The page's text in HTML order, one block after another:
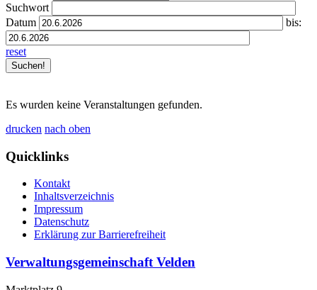
Suchwort
Datum
bis:
reset
Es wurden keine Veranstaltungen gefunden.
drucken nach oben
Quicklinks
Kontakt
Inhaltsverzeichnis
Impressum
Datenschutz
Erklärung zur Barrierefreiheit
Verwaltungsgemeinschaft Velden